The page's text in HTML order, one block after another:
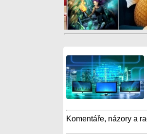
Komentáře, názory a